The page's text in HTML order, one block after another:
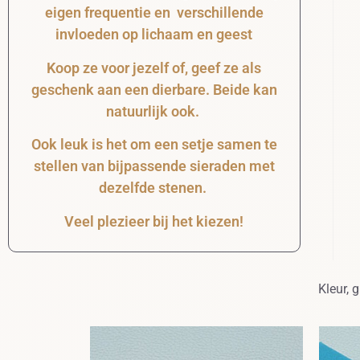
eigen frequentie en verschillende
invloeden op lichaam en geest
Koop ze voor jezelf of, geef ze als
geschenk aan een dierbare. Beide kan
natuurlijk ook.
Ook leuk is het om een setje samen te
stellen van bijpassende sieraden met
dezelfde stenen.
Veel plezieer bij het kiezen!
Kleur,